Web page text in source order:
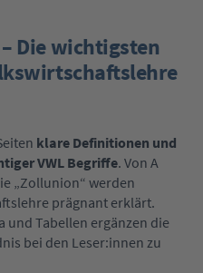
Die wichtigsten
klare Definitionen und
VWL Begriffe. Von A
„Zollunion“ werden
prägnant erklärt.
und Tabellen ergänzen die
bei den Leser:innen zu